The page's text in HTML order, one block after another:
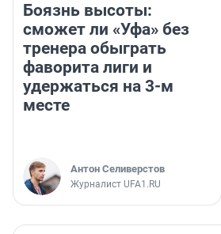
Боязнь высоты:
сможет ли «Уфа» без
тренера обыграть
фаворита лиги и
удержаться на 3-м
месте
Антон Селиверстов
Журналист UFA1.RU